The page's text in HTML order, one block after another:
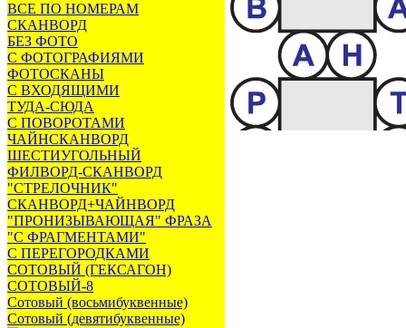
ВСЕ ПО НОМЕРАМ
СКАНВОРД
БЕЗ ФОТО
С ФОТОГРАФИЯМИ
ФОТОСКАНЫ
С ВХОДЯЩИМИ
ТУДА-СЮДА
С ПОВОРОТАМИ
ЧАЙНСКАНВОРД
ШЕСТИУГОЛЬНЫЙ
ФИЛВОРД-СКАНВОРД
"СТРЕЛОЧНИК"
СКАНВОРД+ЧАЙНВОРД
"ПРОНИЗЫВАЮЩАЯ" ФРАЗА
"С ФРАГМЕНТАМИ"
С ПЕРЕГОРОДКАМИ
СОТОВЫЙ (ГЕКСАГОН)
СОТОВЫЙ-8
Сотовый (восьмибуквенные)
Сотовый (девятибуквенные)